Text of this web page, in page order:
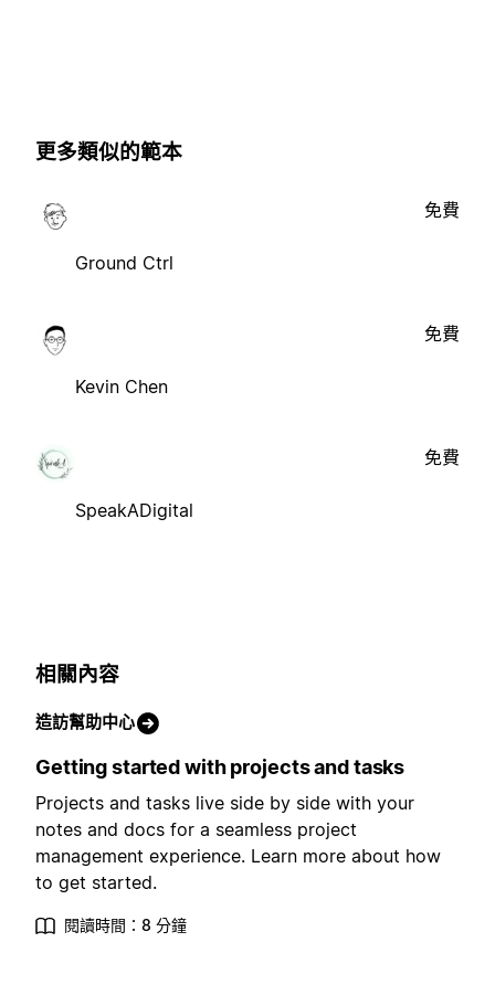
更多類似的範本
Ground Ctrl
免費
Kevin Chen
免費
SpeakADigital
免費
相關內容
造訪幫助中心
Getting started with projects and tasks
Projects and tasks live side by side with your
notes and docs for a seamless project
management experience. Learn more about how
to get started.
閱讀時間：8 分鐘